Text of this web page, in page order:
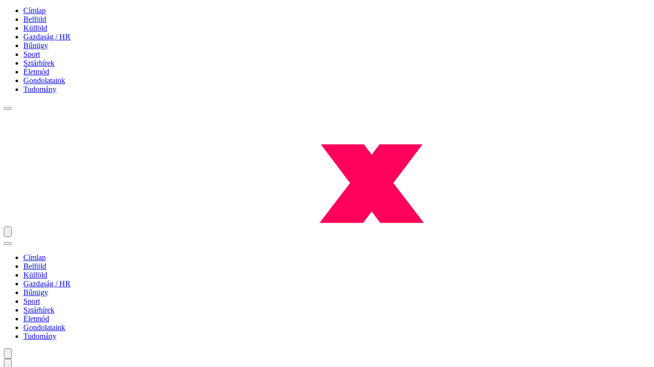
Címlap
Belföld
Külföld
Gazdaság / HR
Bűnügy
Sport
Sztárhírek
Életmód
Gondolataink
Tudomány
Címlap
Belföld
Külföld
Gazdaság / HR
Bűnügy
Sport
Sztárhírek
Életmód
Gondolataink
Tudomány